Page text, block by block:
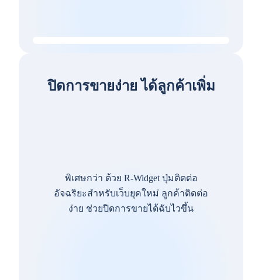
ปิดการขายง่าย ได้ลูกค้าเพิ่ม
พิเศษกว่า ด้วย R-Widget ปุ่มติดต่อ
อัจฉริยะสำหรับเว็บยุคใหม่ ลูกค้าติดต่อ
ง่าย ช่วยปิดการขายได้ฉับไวขึ้น